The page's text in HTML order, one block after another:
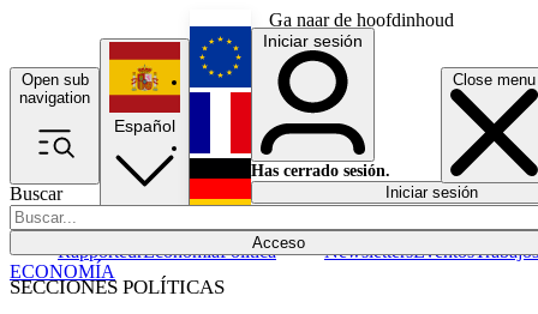
Ga naar de hoofdinhoud
Open sub
navigation
Close menu
Buscar
Acceso
SECCIONES POLÍTICAS
RapporteurEconomíaPolítica NewslettersEventosTrabajos
Español
English
Français
Iniciar sesión
Has cerrado sesión.
Iniciar sesión
ECONOMÍA